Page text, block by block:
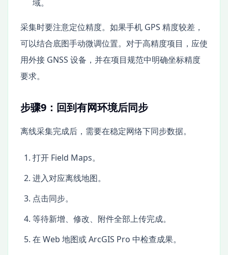
域。
采集时要注意定位精度。如果手机 GPS 精度较差，
可以结合底图手动微调位置。对于高精度项目，应使
用外接 GNSS 设备，并在项目规范中明确坐标精度
要求。
步骤9：回到有网环境后同步
离线采集完成后，需要在稳定网络下同步数据。
打开 Field Maps。
进入对应离线地图。
点击同步。
等待新增、修改、附件全部上传完成。
在 Web 地图或 ArcGIS Pro 中检查成果。